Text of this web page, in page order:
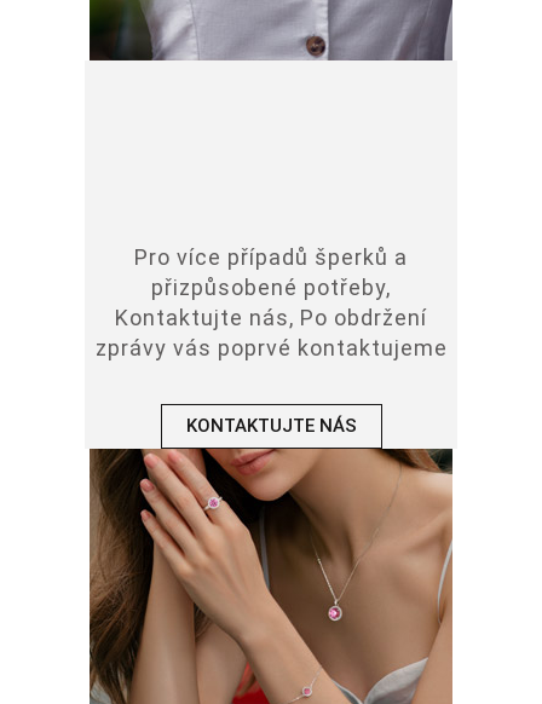
Pro více případů šperků a
přizpůsobené potřeby,
Kontaktujte nás, Po obdržení
zprávy vás poprvé kontaktujeme
KONTAKTUJTE NÁS